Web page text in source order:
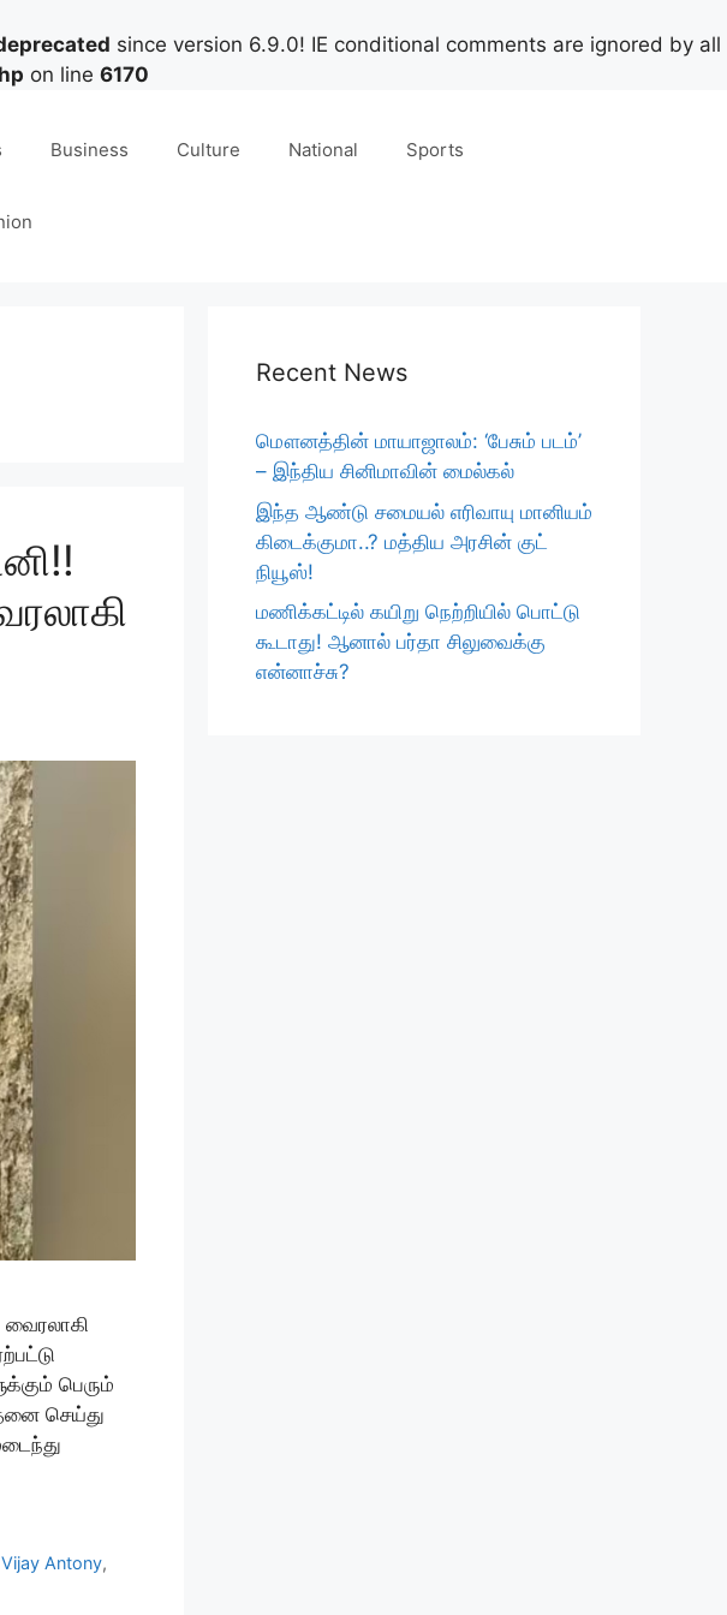
since version 6.9.0! IE conditional comments are ignored by all
on line 6170
Business Culture National Sports
பெரும்
செய்து
Vijay Antony,
Recent News
மௌனத்தின் மாயாஜாலம்: ‘பேசும் படம்’
– இந்திய சினிமாவின் மைல்கல்
இந்த ஆண்டு சமையல் எரிவாயு மானியம்
கிடைக்குமா..? மத்திய அரசின் குட்
நியூஸ்!
மணிக்கட்டில் கயிறு நெற்றியில் பொட்டு
கூடாது! ஆனால் பர்தா சிலுவைக்கு
என்னாச்சு?